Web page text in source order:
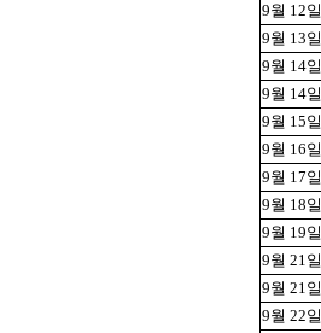
9월 12일
9월 13일
9월 14일
9월 14일
9월 15일
9월 16일
9월 17일
9월 18일
9월 19일
9월 21일
9월 21일
9월 22일